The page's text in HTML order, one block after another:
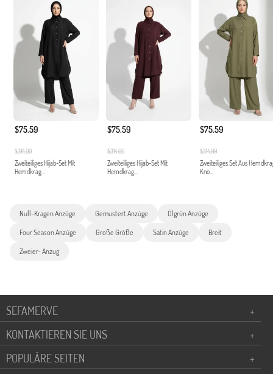
$75.59
$314.00
Zweiteiliges Hijab-Set Mit
Hemdkrag...
$75.59
$314.00
Zweiteiliges Hijab-Set Mit
Hemdkrag...
$75.59
$314.00
Zweiteiliges Set Aus
Kno...
Null-Kragen Anzüge Gemustert Anzüge Ölgrün Anzüge
Four Season Anzüge Große Größe Satin Anzüge Breit
Zweier- Anzug
SEFAMERVE
+
KONTAKTIEREN SIE UNS
+
POPULÄRE SEITEN
+